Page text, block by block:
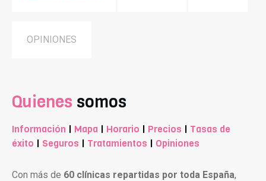
OPINIONES
Quienes somos
Información | Mapa | Horario | Precios | Tasas de
éxito | Seguros | Tratamientos | Opiniones
Con más de 60 clínicas repartidas por toda España,